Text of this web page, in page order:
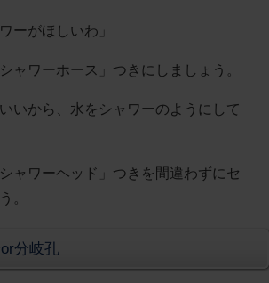
ーがほしいわ」
ャワーホース」つきにしましょう。
いから、水をシャワーのようにして
ャワーヘッド」つきを間違わずにセ
。
分岐孔